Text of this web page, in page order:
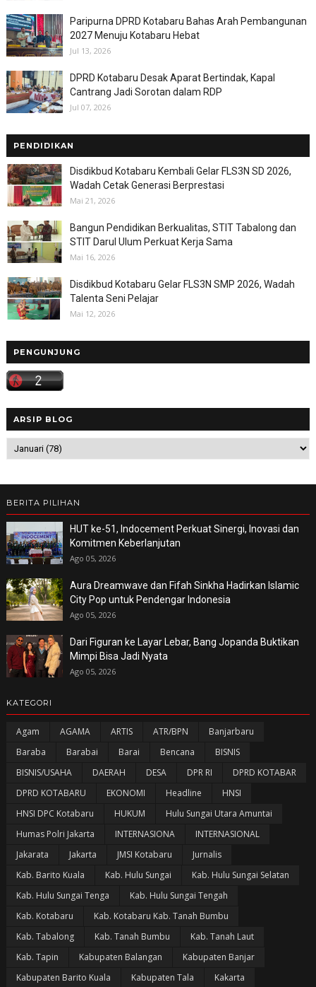
Paripurna DPRD Kotabaru Bahas Arah Pembangunan
2027 Menuju Kotabaru Hebat
Jul 13, 2026
DPRD Kotabaru Desak Aparat Bertindak, Kapal
Cantrang Jadi Sorotan dalam RDP
Jul 07, 2026
PENDIDIKAN
Disdikbud Kotabaru Kembali Gelar FLS3N SD 2026,
Wadah Cetak Generasi Berprestasi
Mai 21, 2026
Bangun Pendidikan Berkualitas, STIT Tabalong dan
STIT Darul Ulum Perkuat Kerja Sama
Mai 16, 2026
Disdikbud Kotabaru Gelar FLS3N SMP 2026, Wadah
Talenta Seni Pelajar
Mai 12, 2026
PENGUNJUNG
ARSIP BLOG
BERITA PILIHAN
HUT ke-51, Indocement Perkuat Sinergi, Inovasi dan
Komitmen Keberlanjutan
Ago 05, 2026
Aura Dreamwave dan Fifah Sinkha Hadirkan Islamic
City Pop untuk Pendengar Indonesia
Ago 05, 2026
Dari Figuran ke Layar Lebar, Bang Jopanda Buktikan
Mimpi Bisa Jadi Nyata
Ago 05, 2026
KATEGORI
Agam AGAMA ARTIS ATR/BPN
Banjarbaru
Baraba
Barabai Barai Bencana
BISNIS
BISNIS/USAHA
DAERAH DESA DPR RI
DPRD KOTABAR
DPRD KOTABARU
EKONOMI Headline
HNSI
HNSI DPC Kotabaru
HUKUM
Hulu Sungai Utara Amuntai
Humas Polri Jakarta
INTERNASIONA
INTERNASIONAL
Jakarata
Jakarta JMSI Kotabaru
Jurnalis
Kab. Barito Kuala
Kab. Hulu Sungai
Kab. Hulu Sungai Selatan
Kab. Hulu Sungai Tenga
Kab. Hulu Sungai Tengah
Kab. Kotabaru
Kab. Kotabaru Kab. Tanah Bumbu
Kab. Tabalong
Kab. Tanah Bumbu
Kab. Tanah Laut
Kab. Tapin
Kabupaten Balangan
Kabupaten Banjar
Kabupaten Barito Kuala
Kabupaten Tala
Kakarta